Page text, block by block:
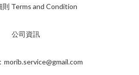
則 Terms and Condition
公司資訊
morib.service@gmail.com